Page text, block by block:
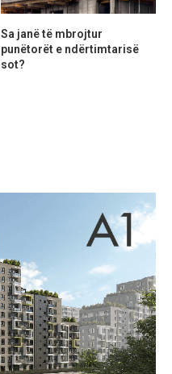
Sa janë të mbrojtur
punëtorët e ndërtimtarisë
sot?